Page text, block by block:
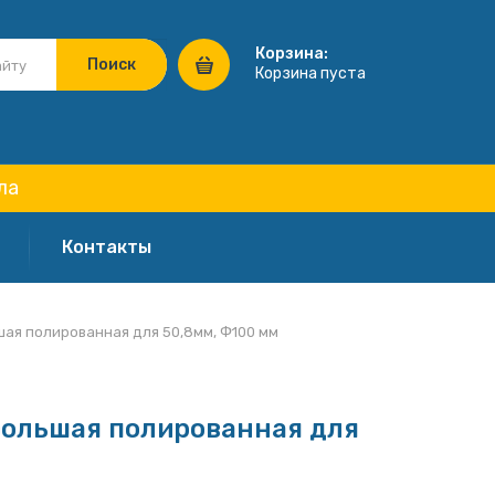
Корзина:
Корзина пуста
Контакты
полированная для 50,8мм, Ф100 мм
полированная для